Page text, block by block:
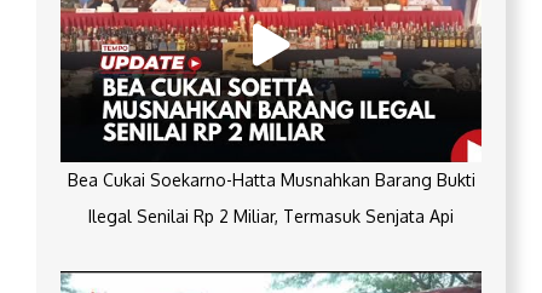
Bea Cukai Soekarno-Hatta Musnahkan Barang Bukti
Ilegal Senilai Rp 2 Miliar, Termasuk Senjata Api